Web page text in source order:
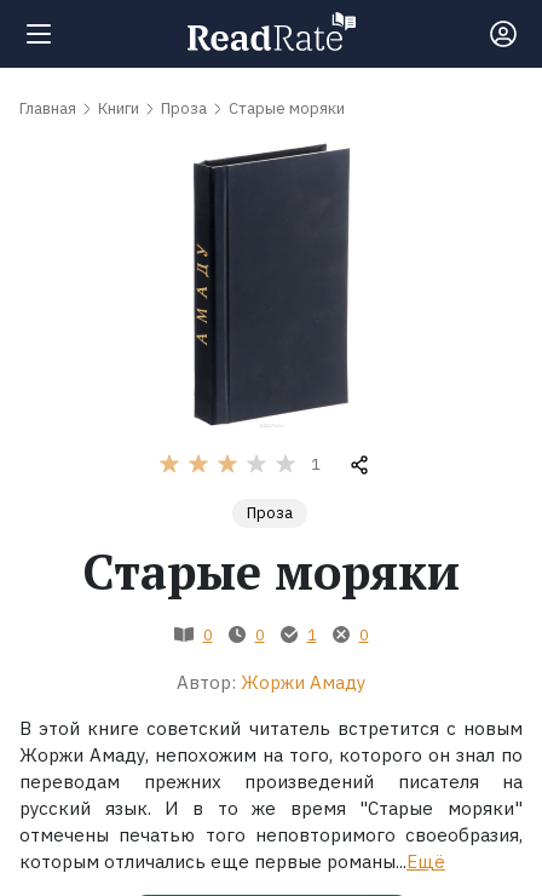
Поиск
обсуждаемые
Жанры
Экранизации
Коллекции
Главная Книги Проза Старые моряки
1
Проза
Старые моряки
0 0 1 0
Автор: Жоржи Амаду
В этой книге советский читатель встретится с новым
Жоржи Амаду, непохожим на того, которого он знал по
переводам прежних произведений писателя на
русский язык. И в то же время "Старые моряки"
отмечены печатью того неповторимого своеобразия,
которым отличались еще первые романы...Ещё